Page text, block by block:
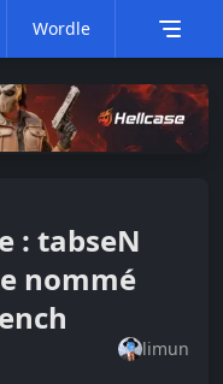
Wordle
: tabseN
nommé
limun